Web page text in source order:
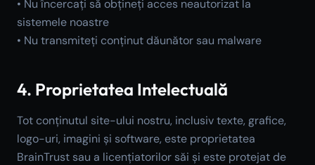
• Nu încercați să obțineți acces neautorizat la
sistemele noastre
• Nu transmiteți conținut dăunător sau malware
4. Proprietatea Intelectuală
Tot conținutul site-ului nostru, inclusiv texte, grafice,
logo-uri, imagini și software, este proprietatea
BrainTrust sau a licențiatorilor săi și este protejat de